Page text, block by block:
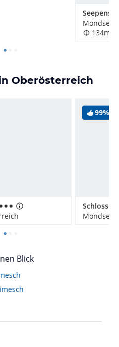
Mondsee,
134m
Oberösterreich
99%
Mondsee,
Blick